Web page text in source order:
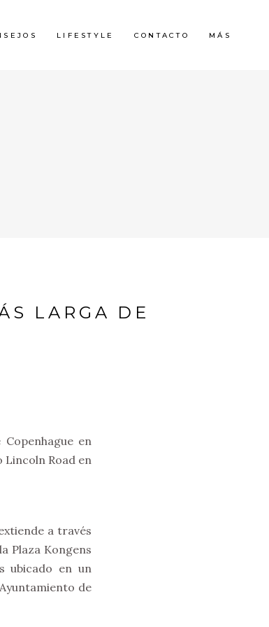
LIFESTYLE CONTACTO MÁS
LARGA DE
en
Lincoln Road en
a través
Plaza Kongens
ubicado en un
de